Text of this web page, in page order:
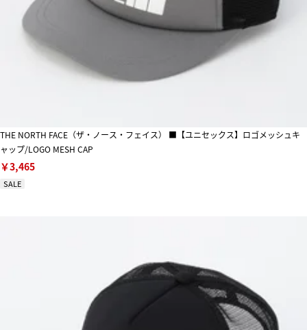
THE NORTH FACE（ザ・ノース・フェイス） ■【ユニセックス】ロゴメッシュキ
ャップ/LOGO MESH CAP
￥3,465
SALE